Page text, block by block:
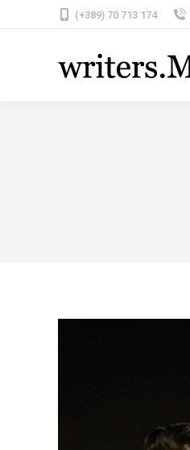
(+389) 70 713 174